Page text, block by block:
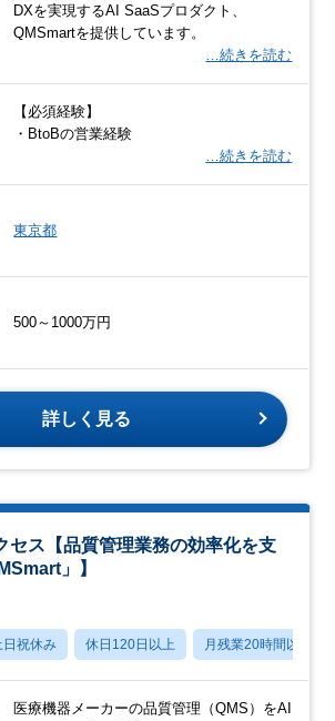
DXを実現するAI SaaSプロダクト、
QMSmartを提供しています。
…続きを読む
【必須経験】
・BtoBの営業経験
…続きを読む
東京都
500～1000万円
詳しく見る
セス【品質管理業務の効率化を支
」】
日祝休み 休日120日以上 月残業20時間以内
医療機器メーカーの品質管理（QMS）をAI